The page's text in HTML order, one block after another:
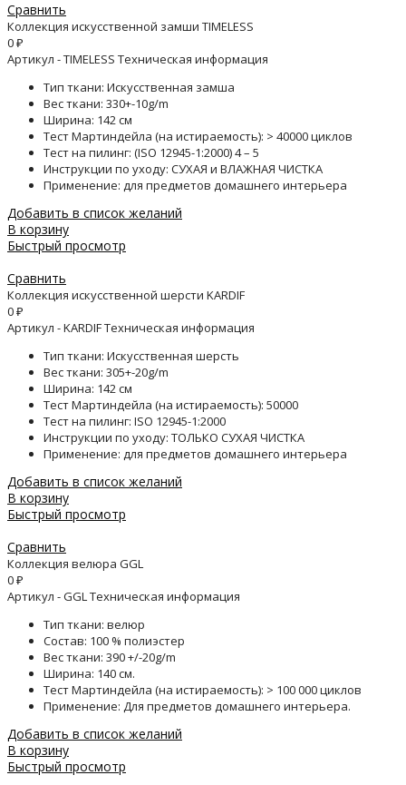
Сравнить
Коллекция искусственной замши TIMELESS
0₽
Артикул - TIMELESS Техническая информация
Тип ткани: Искусственная замша
Вес ткани: 330+-10g/m
Ширина: 142 см
Тест Мартиндейла (на истираемость): > 40000 циклов
Тест на пилинг: (ISO 12945-1:2000) 4 – 5
Инструкции по уходу: СУХАЯ и ВЛАЖНАЯ ЧИСТКА
Применение: для предметов домашнего интерьера
Добавить в список желаний
В корзину
Быстрый просмотр
Сравнить
Коллекция искусственной шерсти KARDIF
0₽
Артикул - KARDIF Техническая информация
Тип ткани: Искусственная шерсть
Вес ткани: 305+-20g/m
Ширина: 142 см
Тест Мартиндейла (на истираемость): 50000
Тест на пилинг: ISO 12945-1:2000
Инструкции по уходу: ТОЛЬКО СУХАЯ ЧИСТКА
Применение: для предметов домашнего интерьера
Добавить в список желаний
В корзину
Быстрый просмотр
Сравнить
Коллекция велюра GGL
0₽
Артикул - GGL Техническая информация
Тип ткани: велюр
Состав: 100 % полиэстер
Вес ткани: 390 +/-20g/m
Ширина: 140 см.
Тест Мартиндейла (на истираемость): > 100 000 циклов
Применение: Для предметов домашнего интерьера.
Добавить в список желаний
В корзину
Быстрый просмотр